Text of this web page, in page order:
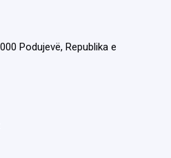
Podujevë, Republika e